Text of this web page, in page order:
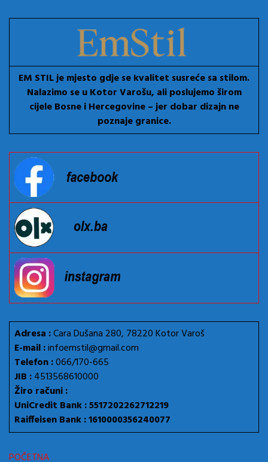
EM STIL je mjesto gdje se kvalitet susreće sa stilom.
Nalazimo se u Kotor Varošu, ali poslujemo širom
cijele Bosne i Hercegovine – jer dobar dizajn ne
poznaje granice.
Adresa :Cara Dušana 280, 78220 Kotor Varoš
E-mail :infoemstil@gmail.com
Telefon :066/170-665
JIB :4513568610000
Žiro računi :
UniCredit Bank : 5517202262712219
Raiffeisen Bank : 1610000356240077
POČETNA